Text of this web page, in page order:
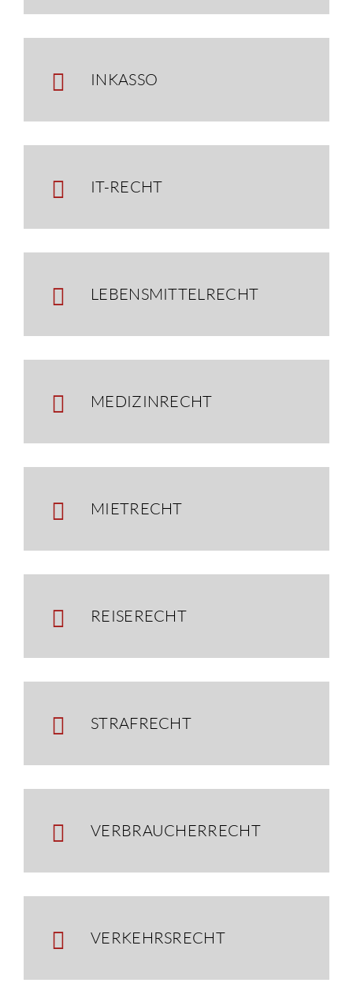
INKASSO
IT-RECHT
LEBENSMITTELRECHT
MEDIZINRECHT
MIETRECHT
REISERECHT
STRAFRECHT
VERBRAUCHERRECHT
VERKEHRSRECHT